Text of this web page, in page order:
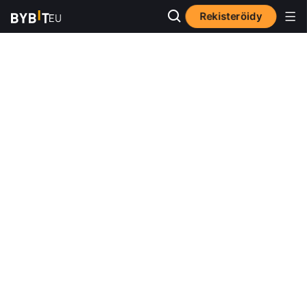
Rekisteröidy